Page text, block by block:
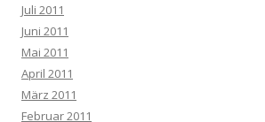
Juli 2011
Juni 2011
Mai 2011
April 2011
März 2011
Februar 2011